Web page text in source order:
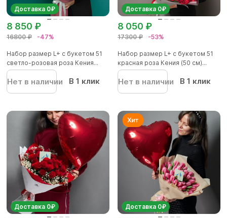
Доставка 0₽
16800 ₽ -47%
8 850 ₽
Набор размер L+ с букетом 51
светло-розовая роза Кения...
Нет в наличии В 1 клик
Доставка 0₽
17300 ₽ -53%
8 050 ₽
Набор размер L+ с букетом 51
красная роза Кения (50 см)...
Нет в наличии В 1 клик
Доставка 0₽ Доставка 0₽